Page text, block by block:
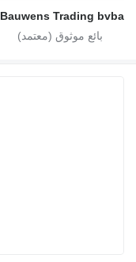
Bauwens Trading bvba